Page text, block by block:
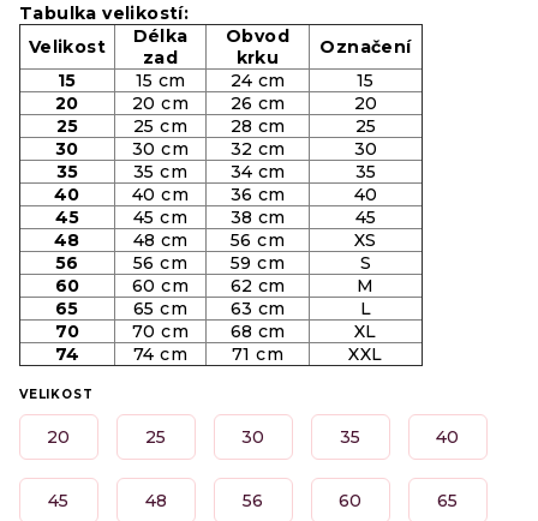
Tabulka velikostí:
Velikost
Délka
zad
Obvod
krku
Označení
15
15 cm 24 cm
15
20
20 cm 26 cm
20
25
25 cm 28 cm
25
30
30 cm 32 cm
30
35
35 cm 34 cm
35
40
40 cm 36 cm
40
45
45 cm 38 cm
45
48
48 cm 56 cm
XS
56
56 cm 59 cm
S
60
60 cm 62 cm
M
65
65 cm 63 cm
L
70
70 cm 68 cm
XL
74
74 cm 71 cm XXL
VELIKOST
20 25 30 35 40
45 48 56 60 65